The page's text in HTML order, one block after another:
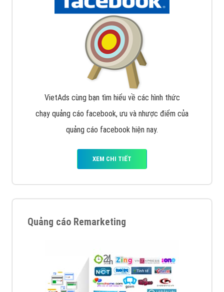
VietAds cùng bạn tìm hiểu về các hình thức
chạy quảng cáo facebook, ưu và nhược điểm của
quảng cáo facebook hiện nay.
XEM CHI TIẾT
Quảng cáo Remarketing